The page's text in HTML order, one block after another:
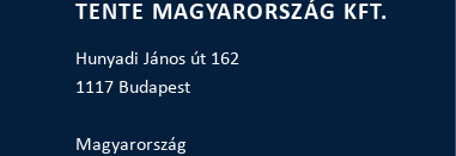
TENTE MAGYARORSZÁG KFT.
Hunyadi János út 162
1117 Budapest
Magyarország